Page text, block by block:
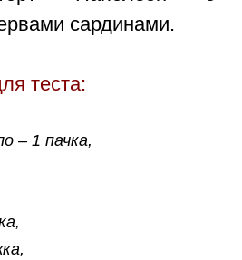
сардинами.
теста:
– 1 пачка,